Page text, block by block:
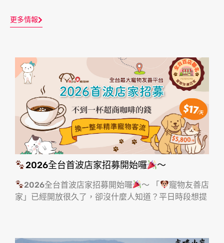
更多情報
2026全台首波店家招募開始囉 ～
2026全台首波店家招募開始囉 ～ 「
寵物友善店
家」已經開放很久了，卻沒什麼人知道？平日時段想提